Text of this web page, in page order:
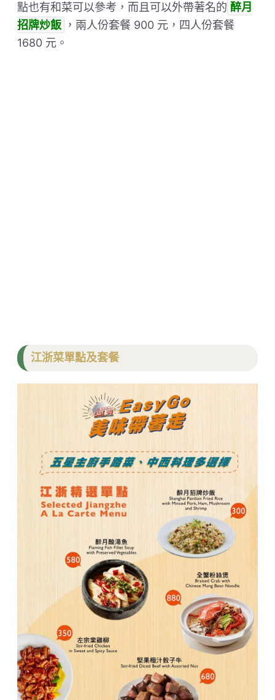
點也有和菜可以參考，而且可以外帶著名的 醉月
招牌炒飯 ，兩人份套餐 900 元，四人份套餐
1680 元。
江浙菜單點及套餐